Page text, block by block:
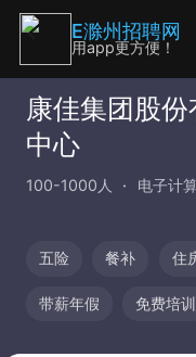
康佳集团股
中心
100-1000人 电子计
五险 餐补 住
带薪年假 免费培训
E滁州招聘网
用app更方便！